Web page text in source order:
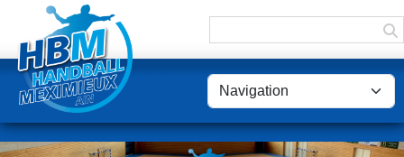
Panneau de gestion des cookies